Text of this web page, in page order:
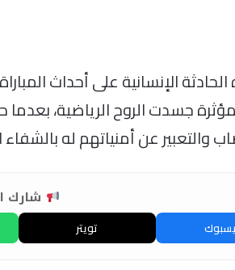
الإنسانية على أحداث
جسدت الروح الرياضية،
والتعبير عن أمنياتهم له
شارك
تويتر